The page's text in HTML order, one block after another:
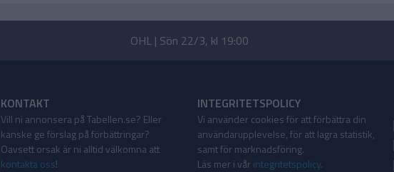
OHL | Sön 22/3, kl 19:00
KONTAKT
Vill ni annonsera på Tabellen.se? Eller
kanske ge förslag på förbättringar?
Oavsett orsak är ni alltid välkomna att
kontakta oss!
INTEGRITETSPOLICY
Vi använder cookies för att förbättra din
användarupplevelse, för att lagra statistik,
samt för marknadsföring.
Läs mer i vår integritetspolicy.